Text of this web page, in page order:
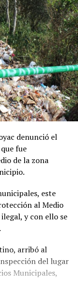
denunció el
fue
de la zona
este
al Medio
y con ello se
arribó al
del lugar
Municipales,